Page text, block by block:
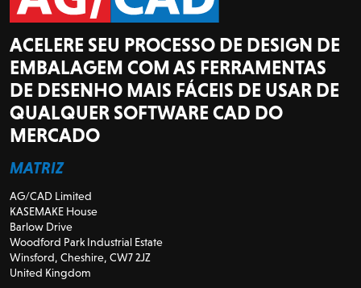
ACELERE SEU PROCESSO DE DESIGN DE
EMBALAGEM COM AS FERRAMENTAS
DE DESENHO MAIS FÁCEIS DE USAR DE
QUALQUER SOFTWARE CAD DO
MERCADO
MATRIZ
AG/CAD Limited
KASEMAKE House
Barlow Drive
Woodford Park Industrial Estate
Winsford, Cheshire, CW7 2JZ
United Kingdom